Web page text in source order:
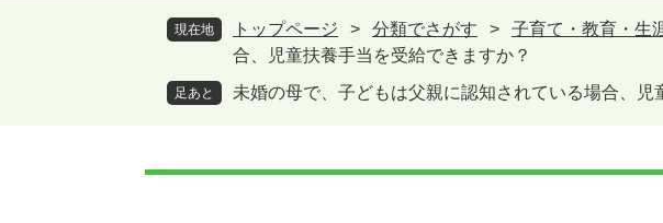
現在地 トップページ > 分類でさがす > 子育て・教育・生
合、児童扶養手当を受給できますか？
足あと 未婚の母で、子どもは父親に認知されている場合、児